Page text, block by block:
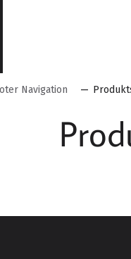
Navigation